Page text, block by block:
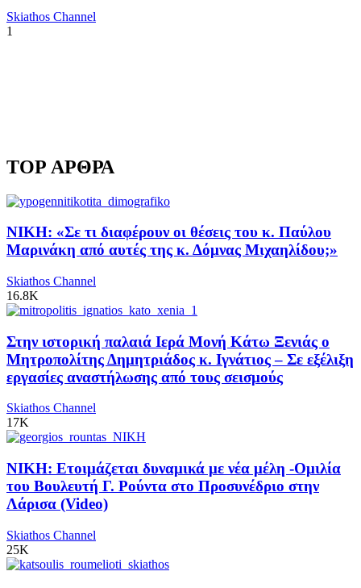
Skiathos Channel
1
TOP ΑΡΘΡΑ
ΝΙΚΗ: «Σε τι διαφέρουν οι θέσεις του κ. Παύλου
Μαρινάκη από αυτές της κ. Δόμνας Μιχαηλίδου;»
Skiathos Channel
16.8K
Στην ιστορική παλαιά Ιερά Μονή Κάτω Ξενιάς ο
Μητροπολίτης Δημητριάδος κ. Ιγνάτιος – Σε εξέλιξη
εργασίες αναστήλωσης από τους σεισμούς
Skiathos Channel
17K
ΝΙΚΗ: Ετοιμάζεται δυναμικά με νέα μέλη -Ομιλία
του Βουλευτή Γ. Ρούντα στο Προσυνέδριο στην
Λάρισα (Video)
Skiathos Channel
25K